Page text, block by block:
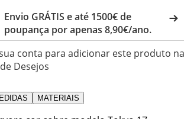
Envio GRÁTIS e até 1500€ de
poupança por apenas 8,90€/ano.
conta para adicionar este produto na
Desejos
MATERIAIS